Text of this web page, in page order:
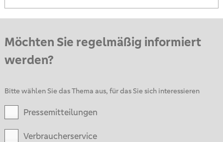
Möchten Sie regelmäßig informiert
werden?
Bitte wählen Sie das Thema aus, für das Sie sich interessieren
Pressemitteilungen
Verbraucherservice